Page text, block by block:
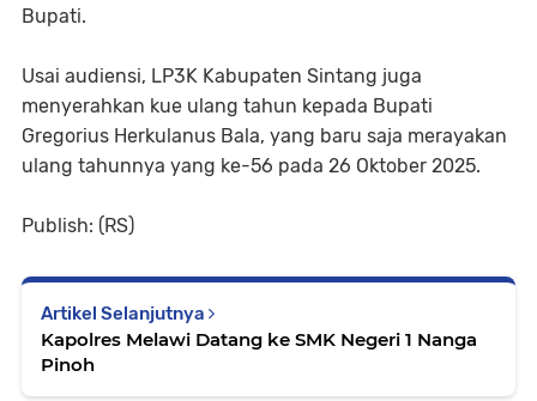
Bupati.
Usai audiensi, LP3K Kabupaten Sintang juga
menyerahkan kue ulang tahun kepada Bupati
Gregorius Herkulanus Bala, yang baru saja merayakan
ulang tahunnya yang ke-56 pada 26 Oktober 2025.
Publish: (RS)
Artikel Selanjutnya
Kapolres Melawi Datang ke SMK Negeri 1 Nanga
Pinoh